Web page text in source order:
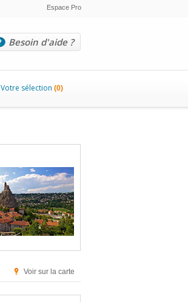
Espace Pro
Besoin d'aide ?
Votre sélection (0)
Voir sur la carte